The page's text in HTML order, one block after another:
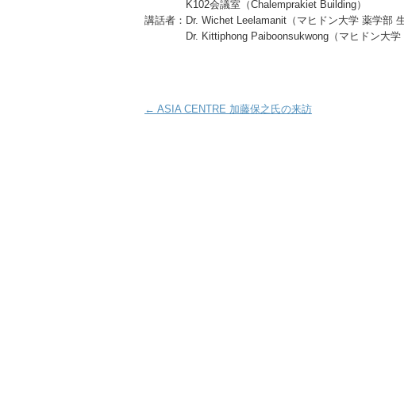
K102会議室（Chalemprakiet Building）
講話者：Dr. Wichet Leelamanit（マヒドン大学 薬学部
Dr. Kittiphong Paiboonsukwong（マヒドン大学 分
Post navigation
← ASIA CENTRE 加藤保之氏の来訪